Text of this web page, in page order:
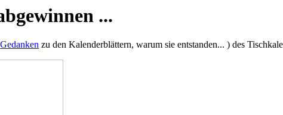
...
Gedanken zu den Kalenderblättern, warum sie entstanden... ) des